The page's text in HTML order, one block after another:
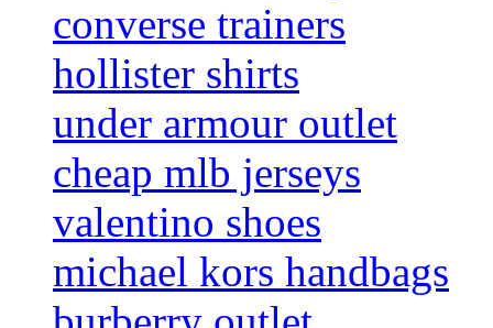
converse trainers
hollister shirts
under armour outlet
cheap mlb jerseys
valentino shoes
michael kors handbags